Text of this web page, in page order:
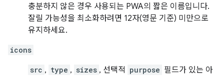
충분하지 않은 경우 사용되는 PWA의 짧은 이름입니다.
잘릴 가능성을 최소화하려면 12자(영문 기준) 미만으로
유지하세요.
icons
src , type , sizes , 선택적 purpose 필드가 있는 아